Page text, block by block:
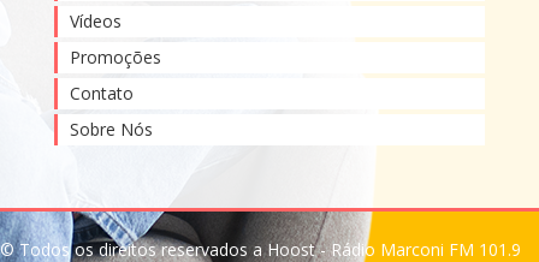
Vídeos
Promoções
Contato
Sobre Nós
© Todos os direitos reservados a Hoost - Rádio Marconi FM 101.9